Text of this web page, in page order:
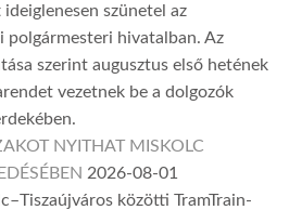
szünetel az
polgármesteri hivatalban. Az
szerint augusztus első hetének
vezetnek be a dolgozók
NYITHAT MISKOLC
2026-08-01
közötti TramTrain-